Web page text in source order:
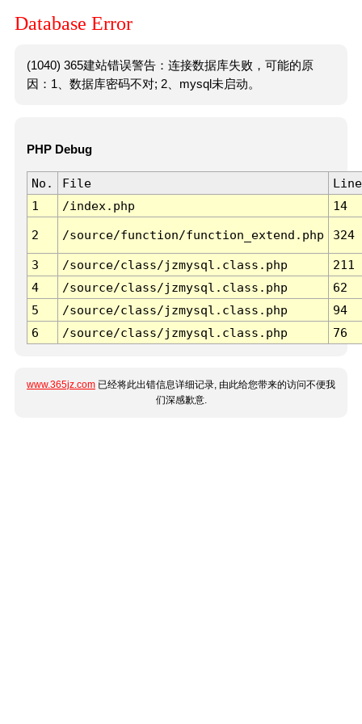
Database Error
(1040) 365建站错误警告：连接数据库失败，可能的原
因：1、数据库密码不对; 2、mysql未启动。
PHP Debug
No. File
Line
1
/index.php 14
2 /source/function/function_extend.php 324
3 /source/class/jzmysql.class.php
211
4
/source/class/jzmysql.class.php
62
5
/source/class/jzmysql.class.php
94
6
/source/class/jzmysql.class.php 76
www.365jz.com 已经将此出错信息详细记录, 由此给您带来的访问不便我
们深感歉意.